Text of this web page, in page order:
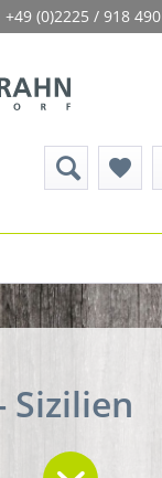
+49 (0)2225 / 918 490
favorite
Sizilien